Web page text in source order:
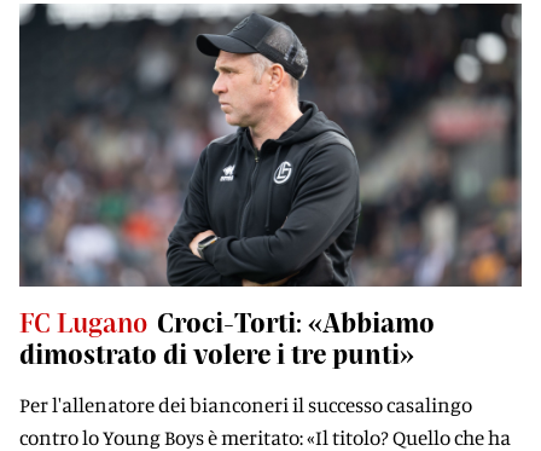
FC Lugano Croci-Torti: «Abbiamo
dimostrato di volere i tre punti»
Per l'allenatore dei bianconeri il successo casalingo
contro lo Young Boys è meritato: «Il titolo? Quello che ha